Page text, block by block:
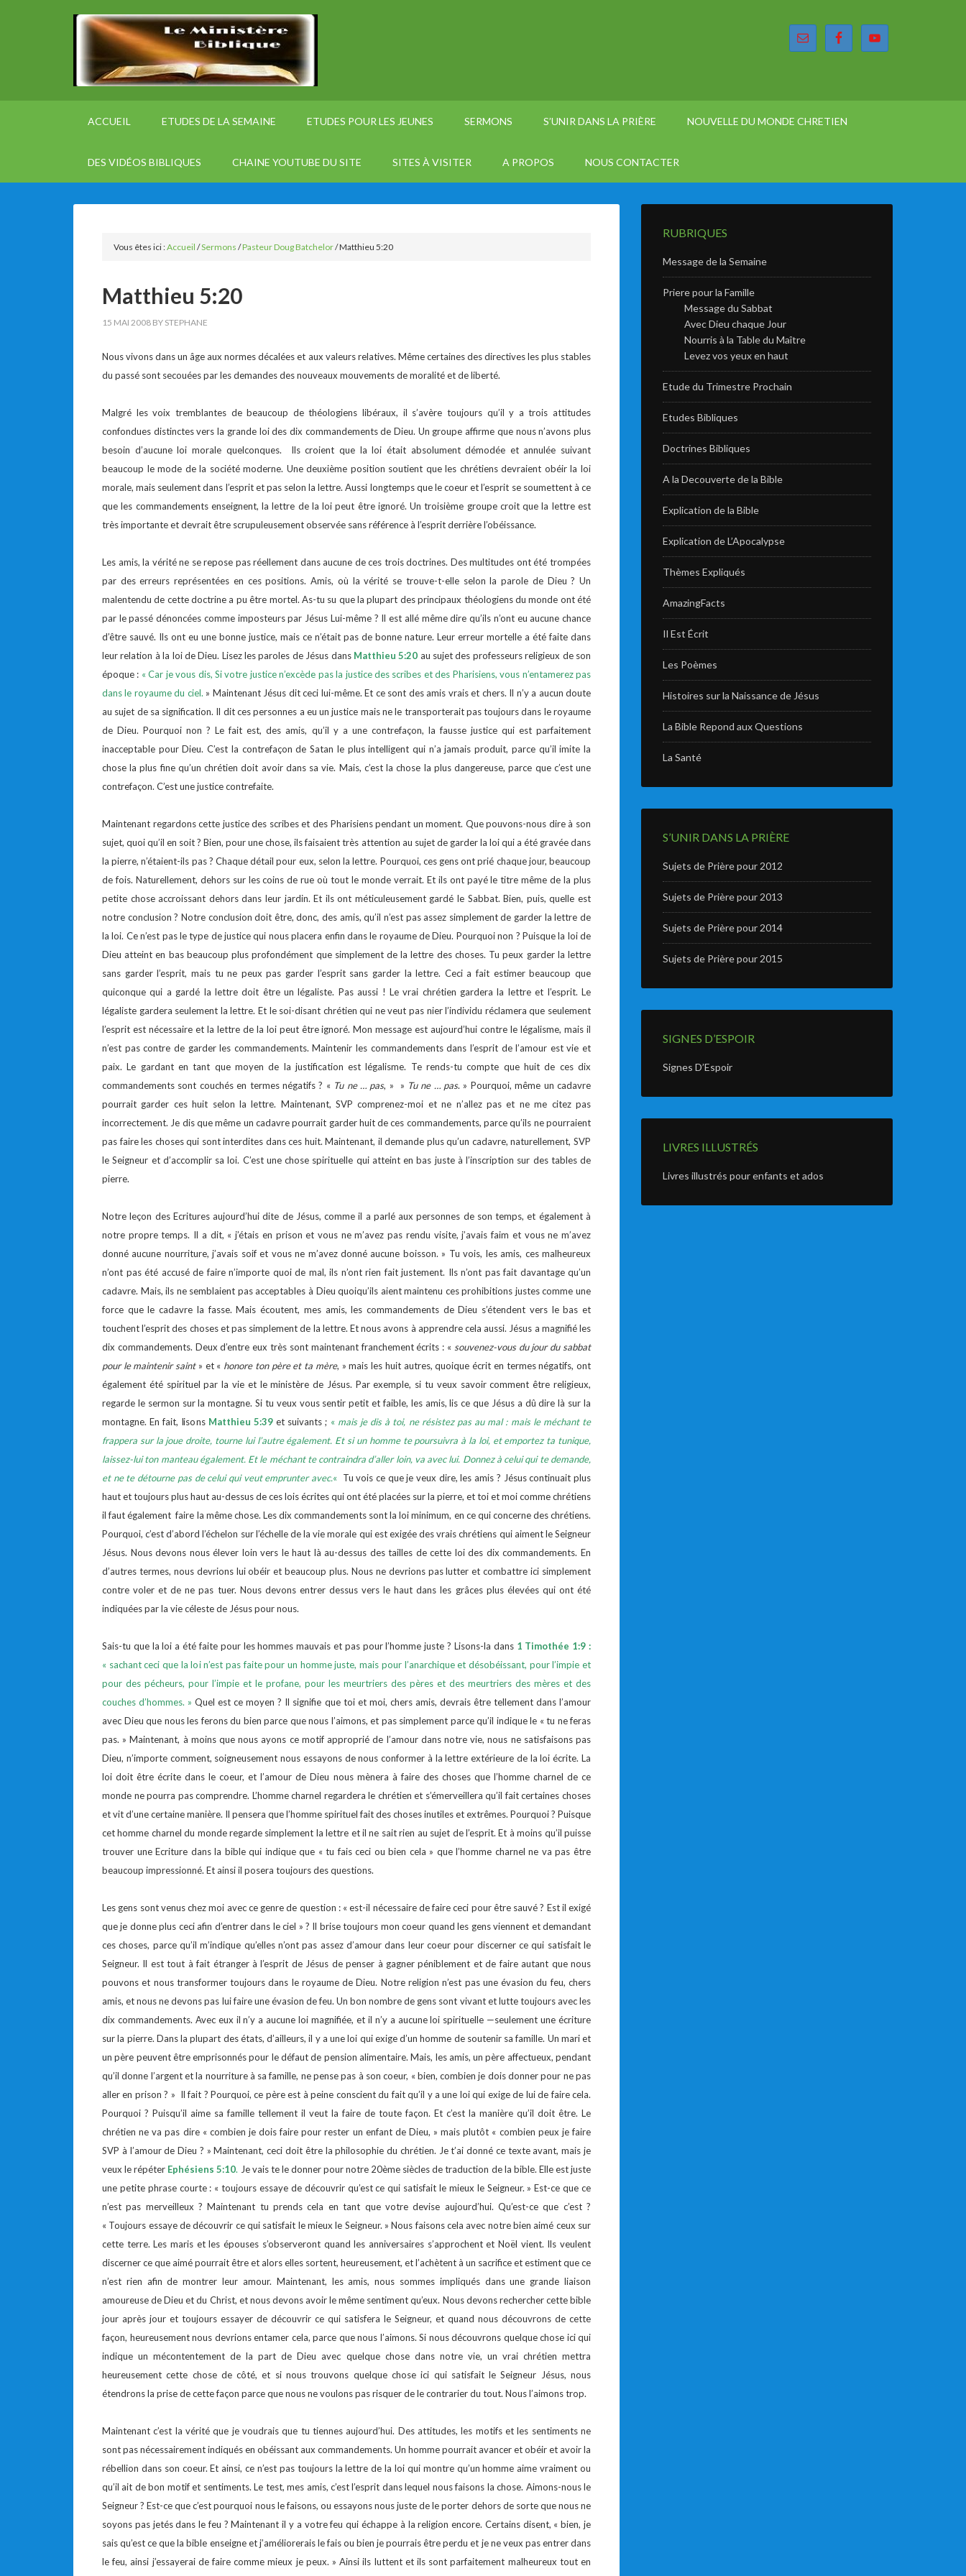
ACCUEIL ETUDES DE LA SEMAINE ETUDES POUR LES JEUNES SERMONS S’UNIR DANS LA PRIÈRE NOUVELLE DU MONDE CHRETIEN
DES VIDÉOS BIBLIQUES CHAINE YOUTUBE DU SITE SITES À VISITER A PROPOS NOUS CONTACTER
Vous êtes ici :Accueil /Sermons /Pasteur Doug Batchelor/Matthieu 5:20
Matthieu 5:20
15 MAI 2008 BY STEPHANE
Nous vivons dans un âge aux normes décalées et aux valeurs relatives. Même certaines des directives les plus stables
du passé sont secouées par les demandes des nouveaux mouvements de moralité et de liberté.
Malgré les voix tremblantes de beaucoup de théologiens libéraux, il s’avère toujours qu’il y a trois attitudes
confondues distinctes vers la grande loi des dix commandements de Dieu. Un groupe affirme que nous n’avons plus
besoin d’aucune loi morale quelconques. Ils croient que la loi était absolument démodée et annulée suivant
beaucoup le mode de la société moderne. Une deuxième position soutient que les chrétiens devraient obéir la loi
morale, mais seulement dans l’esprit et pas selon la lettre. Aussi longtemps que le coeur et l’esprit se soumettent à ce
que les commandements enseignent, la lettre de la loi peut être ignoré. Un troisième groupe croit que la lettre est
très importante et devrait être scrupuleusement observée sans référence à l’esprit derrière l’obéissance.
Les amis, la vérité ne se repose pas réellement dans aucune de ces trois doctrines. Des multitudes ont été trompées
par des erreurs représentées en ces positions. Amis, où la vérité se trouve-t-elle selon la parole de Dieu ? Un
malentendu de cette doctrine a pu être mortel. As-tu su que la plupart des principaux théologiens du monde ont été
par le passé dénoncées comme imposteurs par Jésus Lui-même ? Il est allé même dire qu’ils n’ont eu aucune chance
d’être sauvé. Ils ont eu une bonne justice, mais ce n’était pas de bonne nature. Leur erreur mortelle a été faite dans
leur relation à la loi de Dieu. Lisez les paroles de Jésus dans Matthieu 5:20 au sujet des professeurs religieux de son
époque : « Car je vous dis, Si votre justice n’excède pas la justice des scribes et des Pharisiens, vous n’entamerez pas
dans le royaume du ciel. » Maintenant Jésus dit ceci lui-même. Et ce sont des amis vrais et chers. Il n’y a aucun doute
au sujet de sa signification. Il dit ces personnes a eu un justice mais ne le transporterait pas toujours dans le royaume
de Dieu. Pourquoi non ? Le fait est, des amis, qu’il y a une contrefaçon, la fausse justice qui est parfaitement
inacceptable pour Dieu. C’est la contrefaçon de Satan le plus intelligent qui n’a jamais produit, parce qu’il imite la
chose la plus fine qu’un chrétien doit avoir dans sa vie. Mais, c’est la chose la plus dangereuse, parce que c’est une
contrefaçon. C’est une justice contrefaite.
Maintenant regardons cette justice des scribes et des Pharisiens pendant un moment. Que pouvons-nous dire à son
sujet, quoi qu’il en soit ? Bien, pour une chose, ils faisaient très attention au sujet de garder la loi qui a été gravée dans
la pierre, n’étaient-ils pas ? Chaque détail pour eux, selon la lettre. Pourquoi, ces gens ont prié chaque jour, beaucoup
de fois. Naturellement, dehors sur les coins de rue où tout le monde verrait. Et ils ont payé le titre même de la plus
petite chose accroissant dehors dans leur jardin. Et ils ont méticuleusement gardé le Sabbat. Bien, puis, quelle est
notre conclusion ? Notre conclusion doit être, donc, des amis, qu’il n’est pas assez simplement de garder la lettre de
la loi. Ce n’est pas le type de justice qui nous placera enfin dans le royaume de Dieu. Pourquoi non ? Puisque la loi de
Dieu atteint en bas beaucoup plus profondément que simplement de la lettre des choses. Tu peux garder la lettre
sans garder l’esprit, mais tu ne peux pas garder l’esprit sans garder la lettre. Ceci a fait estimer beaucoup que
quiconque qui a gardé la lettre doit être un légaliste. Pas aussi ! Le vrai chrétien gardera la lettre et l’esprit. Le
légaliste gardera seulement la lettre. Et le soi-disant chrétien qui ne veut pas nier l’individu réclamera que seulement
l’esprit est nécessaire et la lettre de la loi peut être ignoré. Mon message est aujourd’hui contre le légalisme, mais il
n’est pas contre de garder les commandements. Maintenir les commandements dans l’esprit de l’amour est vie et
paix. Le gardant en tant que moyen de la justification est légalisme. Te rends-tu compte que huit de ces dix
commandements sont couchés en termes négatifs ? « Tu ne … pas, » » Tu ne … pas. » Pourquoi, même un cadavre
pourrait garder ces huit selon la lettre. Maintenant, SVP comprenez-moi et ne n’allez pas et ne me citez pas
incorrectement. Je dis que même un cadavre pourrait garder huit de ces commandements, parce qu’ils ne pourraient
pas faire les choses qui sont interdites dans ces huit. Maintenant, il demande plus qu’un cadavre, naturellement, SVP
le Seigneur et d’accomplir sa loi. C’est une chose spirituelle qui atteint en bas juste à l’inscription sur des tables de
pierre.
Notre leçon des Ecritures aujourd’hui dite de Jésus, comme il a parlé aux personnes de son temps, et également à
notre propre temps. Il a dit, « j’étais en prison et vous ne m’avez pas rendu visite, j’avais faim et vous ne m’avez
donné aucune nourriture, j’avais soif et vous ne m’avez donné aucune boisson. » Tu vois, les amis, ces malheureux
n’ont pas été accusé de faire n’importe quoi de mal, ils n’ont rien fait justement. Ils n’ont pas fait davantage qu’un
cadavre. Mais, ils ne semblaient pas acceptables à Dieu quoiqu’ils aient maintenu ces prohibitions justes comme une
force que le cadavre la fasse. Mais écoutent, mes amis, les commandements de Dieu s’étendent vers le bas et
touchent l’esprit des choses et pas simplement de la lettre. Et nous avons à apprendre cela aussi. Jésus a magnifié les
dix commandements. Deux d’entre eux très sont maintenant franchement écrits : « souvenez-vous du jour du sabbat
pour le maintenir saint» et « honore ton père et ta mère, » mais les huit autres, quoique écrit en termes négatifs, ont
également été spirituel par la vie et le ministère de Jésus. Par exemple, si tu veux savoir comment être religieux,
regarde le sermon sur la montagne. Si tu veux vous sentir petit et faible, les amis, lis ce que Jésus a dû dire là sur la
montagne. En fait, lisons Matthieu 5:39et suivants ; « mais je dis à toi, ne résistez pas au mal : mais le méchant te
frappera sur la joue droite, tourne lui l’autre également. Et si un homme te poursuivra à la loi, et emportez ta tunique,
laissez-lui ton manteau également. Et le méchant te contraindra d’aller loin, va avec lui. Donnez à celui qui te demande,
et ne te détourne pas de celui qui veut emprunter avec.«
Tu vois ce que je veux dire, les amis ? Jésus continuait plus
haut et toujours plus haut au-dessus de ces lois écrites qui ont été placées sur la pierre, et toi et moi comme chrétiens
il faut également faire la même chose. Les dix commandements sont la loi minimum, en ce qui concerne des chrétiens.
Pourquoi, c’est d’abord l’échelon sur l’échelle de la vie morale qui est exigée des vrais chrétiens qui aiment le Seigneur
Jésus. Nous devons nous élever loin vers le haut là au-dessus des tailles de cette loi des dix commandements. En
d’autres termes, nous devrions lui obéir et beaucoup plus. Nous ne devrions pas lutter et combattre ici simplement
contre voler et de ne pas tuer. Nous devons entrer dessus vers le haut dans les grâces plus élevées qui ont été
indiquées par la vie céleste de Jésus pour nous.
Sais-tu que la loi a été faite pour les hommes mauvais et pas pour l’homme juste ? Lisons-la dans 1 Timothée 1:9 :
« sachant ceci que la loi n’est pas faite pour un homme juste, mais pour l’anarchique et désobéissant, pour l’impie et
pour des pécheurs, pour l’impie et le profane, pour les meurtriers des pères et des meurtriers des mères et des
couches d’hommes. » Quel est ce moyen ? Il signifie que toi et moi, chers amis, devrais être tellement dans l’amour
avec Dieu que nous les ferons du bien parce que nous l’aimons, et pas simplement parce qu’il indique le « tu ne feras
pas. » Maintenant, à moins que nous ayons ce motif approprié de l’amour dans notre vie, nous ne satisfaisons pas
Dieu, n’importe comment, soigneusement nous essayons de nous conformer à la lettre extérieure de la loi écrite. La
loi doit être écrite dans le coeur, et l’amour de Dieu nous mènera à faire des choses que l’homme charnel de ce
monde ne pourra pas comprendre. L’homme charnel regardera le chrétien et s’émerveillera qu’il fait certaines choses
et vit d’une certaine manière. Il pensera que l’homme spirituel fait des choses inutiles et extrêmes. Pourquoi ? Puisque
cet homme charnel du monde regarde simplement la lettre et il ne sait rien au sujet de l’esprit. Et à moins qu’il puisse
trouver une Ecriture dans la bible qui indique que « tu fais ceci ou bien cela » que l’homme charnel ne va pas être
beaucoup impressionné. Et ainsi il posera toujours des questions.
Les gens sont venus chez moi avec ce genre de question : « est-il nécessaire de faire ceci pour être sauvé ? Est il exigé
que je donne plus ceci afin d’entrer dans le ciel » ? Il brise toujours mon coeur quand les gens viennent et demandant
ces choses, parce qu’il m’indique qu’elles n’ont pas assez d’amour dans leur coeur pour discerner ce qui satisfait le
Seigneur. Il est tout à fait étranger à l’esprit de Jésus de penser à gagner péniblement et de faire autant que nous
pouvons et nous transformer toujours dans le royaume de Dieu. Notre religion n’est pas une évasion du feu, chers
amis, et nous ne devons pas lui faire une évasion de feu. Un bon nombre de gens sont vivant et lutte toujours avec les
dix commandements. Avec eux il n’y a aucune loi magnifiée, et il n’y a aucune loi spirituelle —seulement une écriture
sur la pierre. Dans la plupart des états, d’ailleurs, il y a une loi qui exige d’un homme de soutenir sa famille. Un mari et
un père peuvent être emprisonnés pour le défaut de pension alimentaire. Mais, les amis, un père affectueux, pendant
qu’il donne l’argent et la nourriture à sa famille, ne pense pas à son coeur, « bien, combien je dois donner pour ne pas
aller en prison ? » Il fait ? Pourquoi, ce père est à peine conscient du fait qu’il y a une loi qui exige de lui de faire cela.
Pourquoi ? Puisqu’il aime sa famille tellement il veut la faire de toute façon. Et c’est la manière qu’il doit être. Le
chrétien ne va pas dire « combien je dois faire pour rester un enfant de Dieu, » mais plutôt « combien peux je faire
SVP à l’amour de Dieu ? » Maintenant, ceci doit être la philosophie du chrétien. Je t’ai donné ce texte avant, mais je
veux le répéter Ephésiens 5:10. Je vais te le donner pour notre 20ème siècles de traduction de la bible. Elle est juste
une petite phrase courte : « toujours essaye de découvrir qu’est ce qui satisfait le mieux le Seigneur. » Est-ce que ce
n’est pas merveilleux ? Maintenant tu prends cela en tant que votre devise aujourd’hui. Qu’est-ce que c’est ?
« Toujours essaye de découvrir ce qui satisfait le mieux le Seigneur. » Nous faisons cela avec notre bien aimé ceux sur
cette terre. Les maris et les épouses s’observeront quand les anniversaires s’approchent et Noël vient. Ils veulent
discerner ce que aimé pourrait être et alors elles sortent, heureusement, et l’achètent à un sacrifice et estiment que ce
n’est rien afin de montrer leur amour. Maintenant, les amis, nous sommes impliqués dans une grande liaison
amoureuse de Dieu et du Christ, et nous devons avoir le même sentiment qu’eux. Nous devons rechercher cette bible
jour après jour et toujours essayer de découvrir ce qui satisfera le Seigneur, et quand nous découvrons de cette
façon, heureusement nous devrions entamer cela, parce que nous l’aimons. Si nous découvrons quelque chose ici qui
indique un mécontentement de la part de Dieu avec quelque chose dans notre vie, un vrai chrétien mettra
heureusement cette chose de côté, et si nous trouvons quelque chose ici qui satisfait le Seigneur Jésus, nous
étendrons la prise de cette façon parce que nous ne voulons pas risquer de le contrarier du tout. Nous l’aimons trop.
Maintenant c’est la vérité que je voudrais que tu tiennes aujourd’hui. Des attitudes, les motifs et les sentiments ne
sont pas nécessairement indiqués en obéissant aux commandements. Un homme pourrait avancer et obéir et avoir la
rébellion dans son coeur. Et ainsi, ce n’est pas toujours la lettre de la loi qui montre qu’un homme aime vraiment ou
qu’il ait de bon motif et sentiments. Le test, mes amis, c’est l’esprit dans lequel nous faisons la chose. Aimons-nous le
Seigneur ? Est-ce que c’est pourquoi nous le faisons, ou essayons nous juste de le porter dehors de sorte que nous ne
soyons pas jetés dans le feu ? Maintenant il y a votre feu qui échappe à la religion encore. Certains disent, « bien, je
sais qu’est ce que la bible enseigne et j’améliorerais le fais ou bien je pourrais être perdu et je ne veux pas entrer dans
le feu, ainsi j’essayerai de faire comme mieux je peux. » Ainsi ils luttent et ils sont parfaitement malheureux tout en
RUBRIQUES
Message de la Semaine
Priere pour la Famille
Message du Sabbat
Avec Dieu chaque Jour
Nourris à la Table du Maître
Levez vos yeux en haut
Etude du Trimestre Prochain
Etudes Bibliques
Doctrines Bibliques
A la Decouverte de la Bible
Explication de la Bible
Explication de L’Apocalypse
Thèmes Expliqués
AmazingFacts
Il Est Écrit
Les Poèmes
Histoires sur la Naissance de Jésus
La Bible Repond aux Questions
La Santé
S’UNIR DANS LA PRIÈRE
Sujets de Prière pour 2012
Sujets de Prière pour 2013
Sujets de Prière pour 2014
Sujets de Prière pour 2015
SIGNES D’ESPOIR
Signes D’Espoir
LIVRES ILLUSTRÉS
Livres illustrés pour enfants et ados